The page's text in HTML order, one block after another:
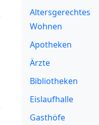
Altersgerechtes
Wohnen
Apotheken
Ärzte
Bibliotheken
Eislaufhalle
Gasthöfe